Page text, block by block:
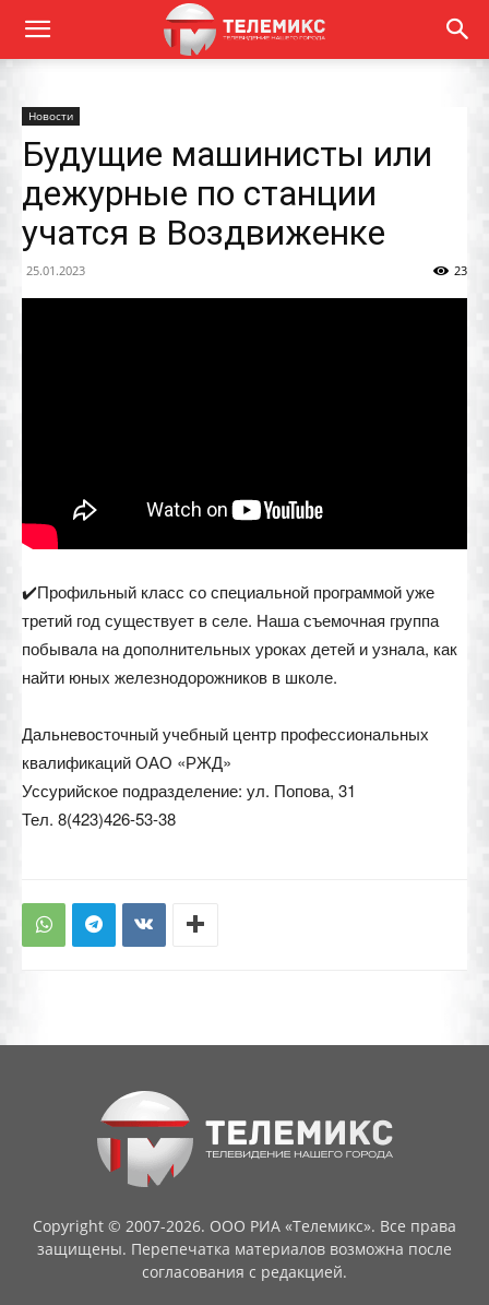
Новости
Будущие машинисты или
дежурные по станции
учатся в Воздвиженке
25.01.2023 23
✔️Профильный класс со специальной программой уже
третий год существует в селе. Наша съемочная группа
побывала на дополнительных уроках детей и узнала, как
найти юных железнодорожников в школе.
Дальневосточный учебный центр профессиональных
квалификаций ОАО «РЖД»
Уссурийское подразделение: ул. Попова, 31
Тел. 8(423)426-53-38
Copyright © 2007-2026. ООО РИА «Телемикс». Все права
защищены. Перепечатка материалов возможна после
согласования с редакцией.